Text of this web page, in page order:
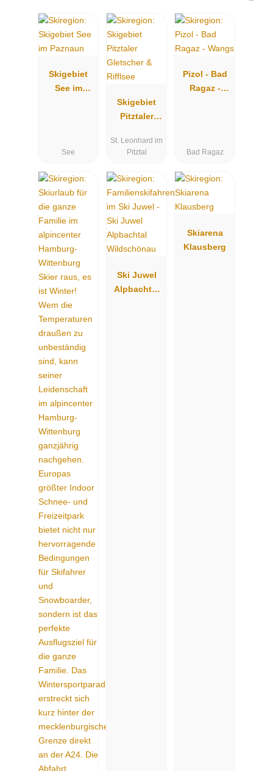
Skigebiet
See im
See
Skigebiet
Pitztaler
Rifflsee
St. Leonhard im
Pitztal
Pizol - Bad
Ragaz -
Bad Ragaz
Ski Juwel
Alpbachtal
Skiarena
Klausberg